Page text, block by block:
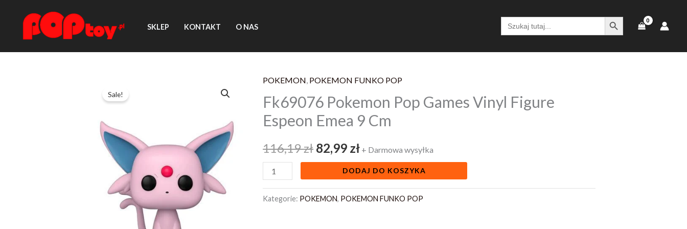
SKLEP KONTAKT O NAS
Search
for:
SEARCH BUTTON
Sale!
POKEMON, POKEMON FUNKO POP
Fk69076 Pokemon Pop Games Vinyl Figure
Espeon Emea 9 Cm
116,19zł
Pierwotna
cena
116,19 zł.
82,99 zł
Aktualna
cena
82,99 zł.
+ Darmowa wysyłka
ilość
Fk69076
Pokemon
Pop
Games
Figure
Espeon
Emea
DODAJ DO KOSZYKA
Kategorie: POKEMON, POKEMON FUNKO POP